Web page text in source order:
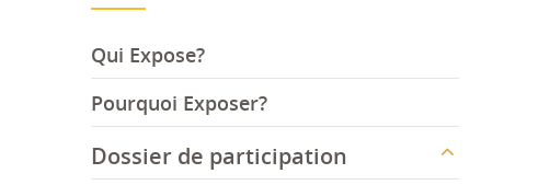
Qui Expose?
Pourquoi Exposer?
Dossier de participation